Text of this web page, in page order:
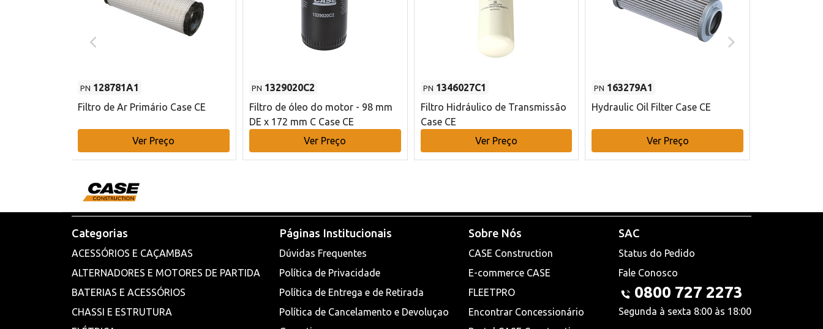
PN 128781A1
Filtro de Ar Primário Case CE
Ver Preço
PN 1329020C2
Filtro de óleo do motor - 98 mm
DE x 172 mm C Case CE
Ver Preço
PN 1346027C1
Filtro Hidráulico de Transmissão
Case CE
Ver Preço
PN 163279A1
Hydraulic Oil Filter Case CE
Ver Preço
Categorias
ACESSÓRIOS E CAÇAMBAS
ALTERNADORES E MOTORES DE PARTIDA
BATERIAS E ACESSÓRIOS
CHASSI E ESTRUTURA
Páginas Institucionais
Dúvidas Frequentes
Política de Privacidade
Política de Entrega e de Retirada
Política de Cancelamento e Devoluçao
Sobre Nós
CASE Construction
E-commerce CASE
FLEETPRO
Encontrar Concessionário
SAC
Status do Pedido
Fale Conosco
0800 727 2273
Segunda à sexta 8:00 às 18:00